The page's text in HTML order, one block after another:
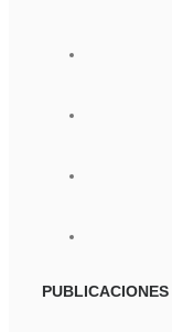
PUBLICACIONES